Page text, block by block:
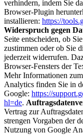
verhindern, indem Sie
Browser-Plugin
installieren: https://
Widerspruch gegen
Seite entscheiden, ob
zustimmen oder ob Sie
jederzeit widerrufen.
Browser-Fensters der
Mehr Informationen
Analytics finden Sie in
Google: https://
hl=de.
Vertrag zur
strengen Vorgaben der
Nutzung von Google